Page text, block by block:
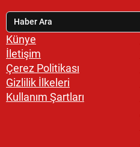
Künye
İletişim
Çerez Politikası
Gizlilik İlkeleri
Kullanım Şartları